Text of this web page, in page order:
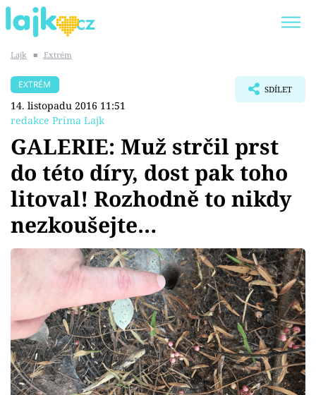
SHOPAHOLICADEL
Témata
Showbyznys
Youtubeři
Virály
Sex a vztahy
Videa
Sledujte prima+
Lajk ■ Extrém
EXTRÉM
14. listopadu 2016 11:51
redakce Prima Lajk
SDÍLET
GALERIE: Muž strčil prst
do této díry, dost pak toho
litoval! Rozhodně to nikdy
nezkoušejte…